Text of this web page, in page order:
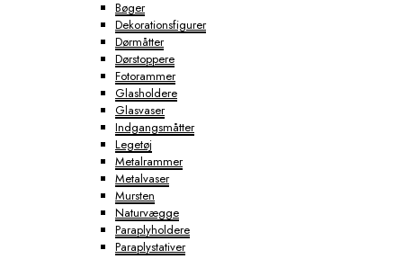
Bøger
Dekorationsfigurer
Dørmåtter
Dørstoppere
Fotorammer
Glasholdere
Glasvaser
Indgangsmåtter
Legetøj
Metalrammer
Metalvaser
Mursten
Naturvægge
Paraplyholdere
Paraplystativer